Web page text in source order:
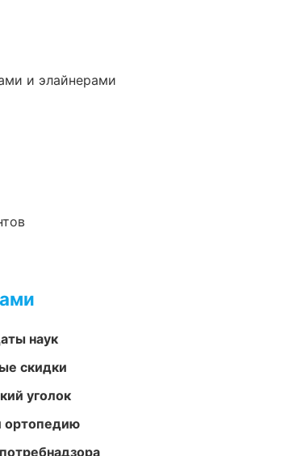
и элайнерами
наук
скидки
уголок
ортопедию